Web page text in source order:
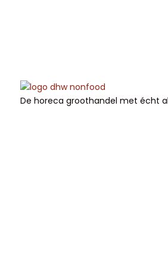
De horeca groothandel met écht